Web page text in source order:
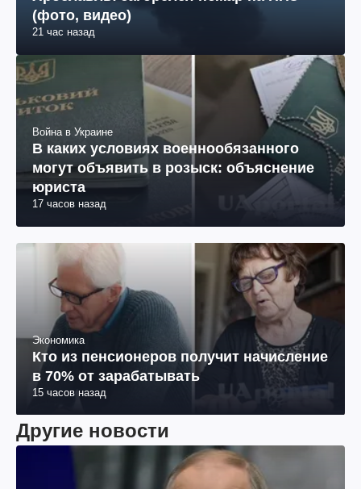
(фото, видео)
21 час назад
Война в Украине
В каких условиях военнообязанного
могут объявить в розыск: объяснение
юриста
17 часов назад
Экономика
Кто из пенсионеров получит начисление
в 70% от зарабатывать
15 часов назад
Другие новости